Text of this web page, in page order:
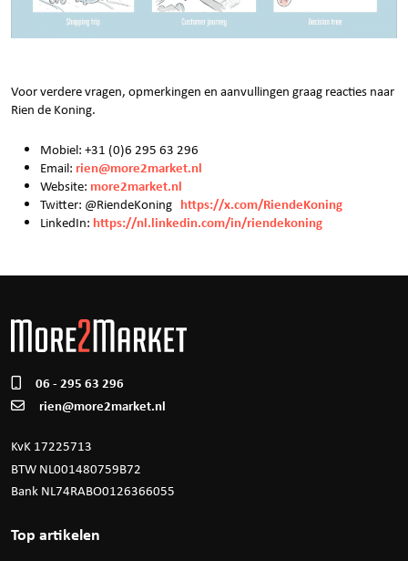
Voor verdere vragen, opmerkingen en aanvullingen graag reacties naar
Rien de Koning.
Mobiel: +31 (0)6 295 63 296
Email: rien@more2market.nl
Website: more2market.nl
Twitter: @RiendeKoning https://x.com/RiendeKoning
LinkedIn: https://nl.linkedin.com/in/riendekoning
06 - 295 63 296
rien@more2market.nl
KvK 17225713
BTW NL001480759B72
Bank NL74RABO0126366055
Top artikelen